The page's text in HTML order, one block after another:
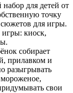
для детей от
точку
для игры.
игры: киоск,
собирает
прилавком и
разыгрывать
свои